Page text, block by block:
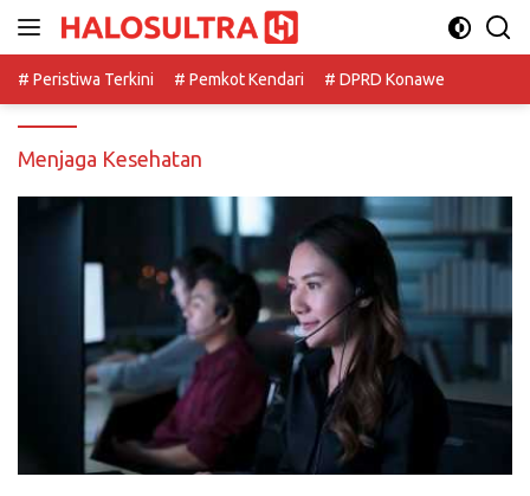
# Peristiwa Terkini
# Pemkot Kendari # DPRD Konawe
Menjaga Kesehatan